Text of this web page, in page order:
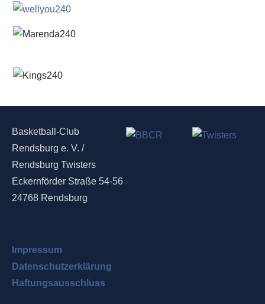
Basketball-Club
Rendsburg e. V. /
Rendsburg Twisters
Eckernförder Straße 54-56
24768 Rendsburg
Impressum
Datenschutzerklärung
Haftungsausschluss